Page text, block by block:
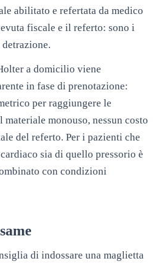
abilitato e refertata da medico
fiscale e il referto: sono i
a domicilio viene
in fase di prenotazione:
per raggiungere le
monouso, nessun costo
del referto. Per i pazienti che
sia di quello pressorio è
con condizioni
di indossare una maglietta